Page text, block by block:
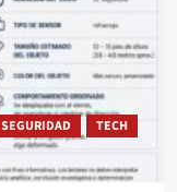
SEGURIDAD
TECH